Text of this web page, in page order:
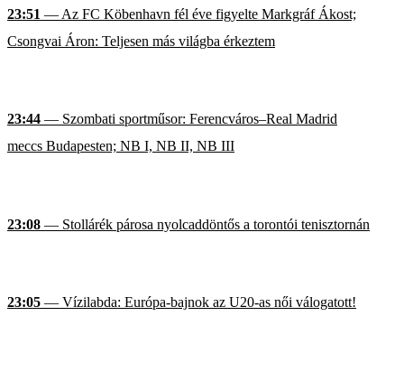
23:51 — Az FC Köbenhavn fél éve figyelte Markgráf Ákost;
Csongvai Áron: Teljesen más világba érkeztem
23:44 — Szombati sportműsor: Ferencváros–Real Madrid
meccs Budapesten; NB I, NB II, NB III
23:08 — Stollárék párosa nyolcaddöntős a torontói tenisztornán
23:05 — Vízilabda: Európa-bajnok az U20-as női válogatott!